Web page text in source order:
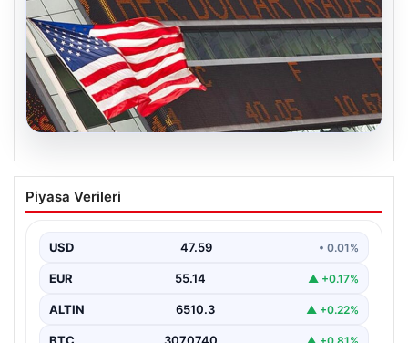
05.08.2026
FED faiz kararı ne zaman açıklanacak?
Nisan ayı faiz beklentisi belli oldu
Piyasa Verileri
USD 47.59 • 0.01%
EUR 55.14 ▲ +0.17%
ALTIN 6510.3 ▲ +0.22%
▲ +0.81%